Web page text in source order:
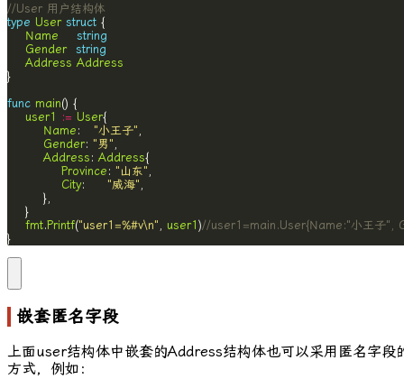
//User 用户结构体
type User struct
Name
string
Gender
string
Address Address
func main
user1
:= User
Name : "小王子"
Gender: "男"
Address : Address
Province : "山东"
City: "威海"
fmt.Printf("user1=%#v\n" user1 )//user1=main.User{Name:"小王子",
}
嵌套匿名字段
上面user结构体中嵌套的Address结构体也可以采用匿名字段
方式，例如：